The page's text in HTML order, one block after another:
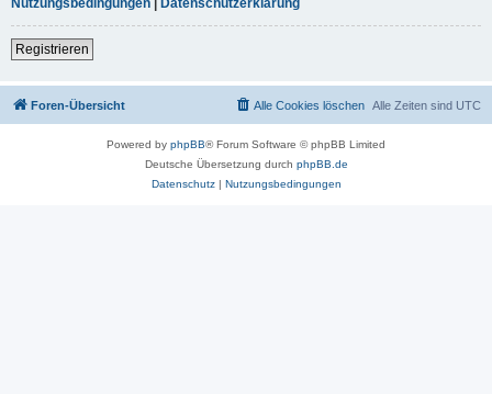
Registrieren
Foren-Übersicht Alle Zeiten sind UTC
Alle Cookies löschen
Powered by phpBB® Forum Software © phpBB Limited
Deutsche Übersetzung durch phpBB.de
Datenschutz| Nutzungsbedingungen